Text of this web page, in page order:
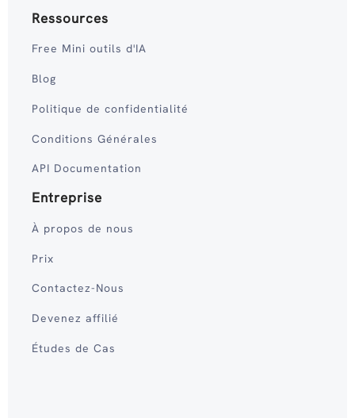
Ressources
Free Mini outils d'IA
Blog
Politique de confidentialité
Conditions Générales
API Documentation
Entreprise
À propos de nous
Prix
Contactez-Nous
Devenez affilié
Études de Cas